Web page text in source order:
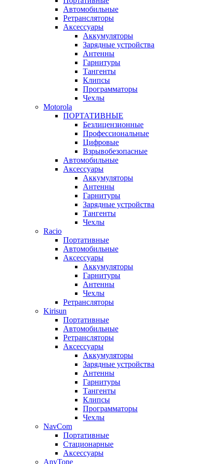
Автомобильные
Ретрансляторы
Аксессуары
Аккумуляторы
Зарядные устройства
Антенны
Гарнитуры
Тангенты
Клипсы
Программаторы
Чехлы
Motorola
ПОРТАТИВНЫЕ
Безлицензионные
Профессиональные
Цифровые
Взрывобезопасные
Автомобильные
Аксессуары
Аккумуляторы
Антенны
Гарнитуры
Зарядные устройства
Тангенты
Чехлы
Racio
Портативные
Автомобильные
Аксессуары
Аккумуляторы
Гарнитуры
Антенны
Чехлы
Ретрансляторы
Kirisun
Портативные
Автомобильные
Ретрансляторы
Аксессуары
Аккумуляторы
Зарядные устройства
Антенны
Гарнитуры
Тангенты
Клипсы
Программаторы
Чехлы
NavCom
Портативные
Стационарные
Аксессуары
AnyTone